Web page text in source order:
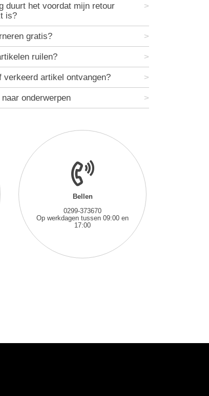
duurt het voordat mijn retour
is?
gratis?
ruilen?
verkeerd artikel ontvangen?
naar onderwerpen
Bellen
0299-373670
Op werkdagen tussen 09:00 en
17:00